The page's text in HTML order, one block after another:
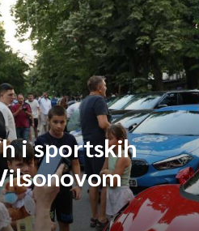
i sportskih